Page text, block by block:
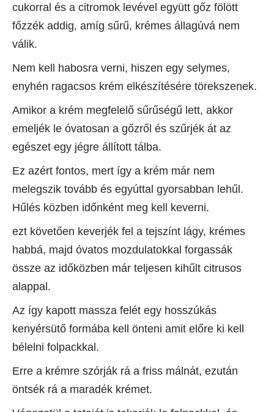
cukorral és a citromok levével együtt gőz fölött
főzzék addig, amíg sűrű, krémes állagúvá nem
válik.
Nem kell habosra verni, hiszen egy selymes,
enyhén ragacsos krém elkészítésére törekszenek.
Amikor a krém megfelelő sűrűségű lett, akkor
emeljék le óvatosan a gőzről és szűrjék át az
egészet egy jégre állított tálba.
Ez azért fontos, mert így a krém már nem
melegszik tovább és egyúttal gyorsabban lehűl.
Hűlés közben időnként meg kell keverni.
ezt követően keverjék fel a tejszínt lágy, krémes
habbá, majd óvatos mozdulatokkal forgassák
össze az időközben már teljesen kihűlt citrusos
alappal.
Az így kapott massza felét egy hosszúkás
kenyérsütő formába kell önteni amit előre ki kell
bélelni folpackkal.
Erre a krémre szórják rá a friss málnát, ezután
öntsék rá a maradék krémet.